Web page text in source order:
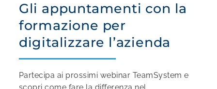
Gli appuntamenti con la
formazione per
digitalizzare l’azienda
Partecipa ai prossimi webinar TeamSystem e